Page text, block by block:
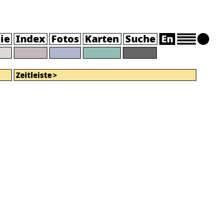
Index Fotos Karten Suche En
Zeitleiste